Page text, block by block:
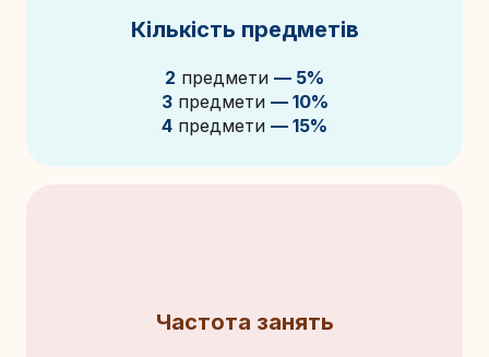
Кількість предметів
2 предмети — 5%
3предмети — 10%
4 предмети — 15%
Частота занять